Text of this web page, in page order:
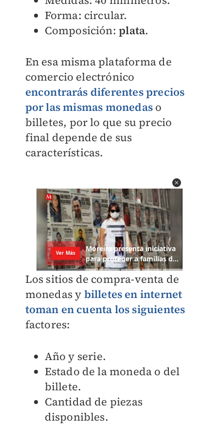
Forma: circular.
Composición:plata.
En esa misma plataforma de
comercio electrónico
encontrarás diferentes precios
por las mismas monedaso
billetes, por lo que su precio
final depende de sus
características.
Los sitios de compra-venta de
monedas y billetes en internet
toman en cuenta los siguientes
factores:
Año y serie.
Estado de la moneda o del
billete.
Cantidad de piezas
disponibles.